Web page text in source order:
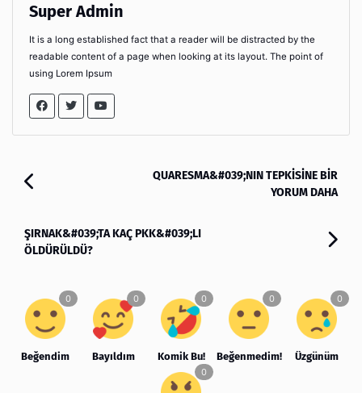
Super Admin
It is a long established fact that a reader will be distracted by the
readable content of a page when looking at its layout. The point of
using Lorem Ipsum
QUARESMA&#039;NIN TEPKİSİNE BİR
YORUM DAHA
ŞIRNAK&#039;TA KAÇ PKK&#039;LI
ÖLDÜRÜLDÜ?
Beğendim Bayıldım Komik Bu! Beğenmedim! Üzgünüm